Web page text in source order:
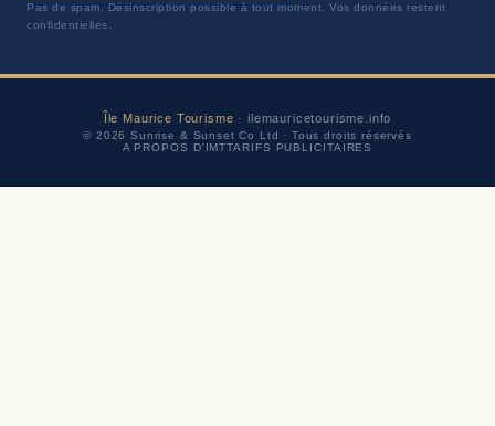
Pas de spam. Désinscription possible à tout moment. Vos données restent
confidentielles.
Île Maurice Tourisme · ilemauricetourisme.info
© 2026 Sunrise & Sunset Co Ltd · Tous droits réservés
A PROPOS D'IMTTARIFS PUBLICITAIRES